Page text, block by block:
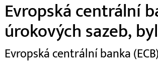
Evropská centrální
úrokových sazeb,
Evropská centrální banka